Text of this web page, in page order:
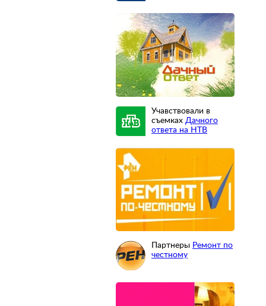
Учавствовали в
съемках Дачного
ответа на НТВ
Партнеры Ремонт по
честному